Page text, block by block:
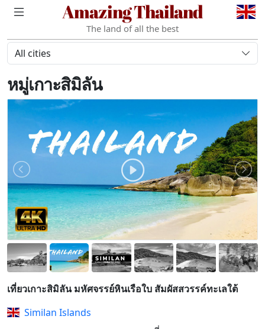
Amazing Thailand
The land of all the best
All cities
หมู่เกาะสิมิลัน
เที่ยวเกาะสิมิลัน มหัศจรรย์หินเรือใบ สัมผัสสวรรค์ทะเลใต้
Similan Islands